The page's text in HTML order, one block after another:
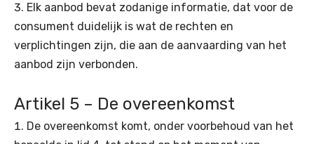
Elk aanbod bevat zodanige informatie, dat voor de
consument duidelijk is wat de rechten en
verplichtingen zijn, die aan de aanvaarding van het
aanbod zijn verbonden.
Artikel 5 – De overeenkomst
De overeenkomst komt, onder voorbehoud van het